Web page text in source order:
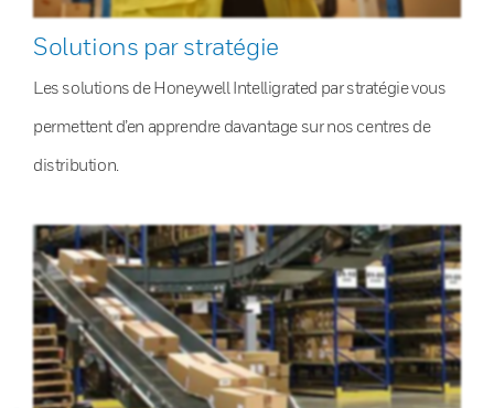
Solutions par stratégie
Les solutions de Honeywell Intelligrated par stratégie vous
permettent d’en apprendre davantage sur nos centres de
distribution.